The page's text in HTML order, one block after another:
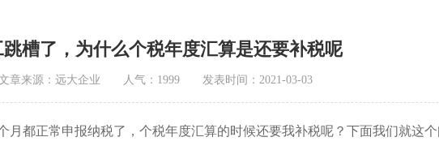
跳槽了，为什么个税年度汇算是还要补税呢
章来源：远大企业 人气：1999 发表时间：2021-03-03
都正常申报纳税了，个税年度汇算的时候还要我补税呢？下面我们就这